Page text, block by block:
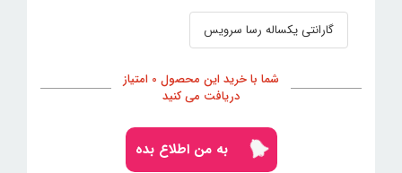
گارانتی یکساله رسا سرویس
شما با خرید این محصول 0 امتیاز
دریافت می کنید
به من اطلاع بده